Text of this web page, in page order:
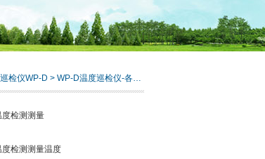
检仪WP-D > WP-D温度巡检仪-各种工业温度检测测量
检测测量
检测测量温度